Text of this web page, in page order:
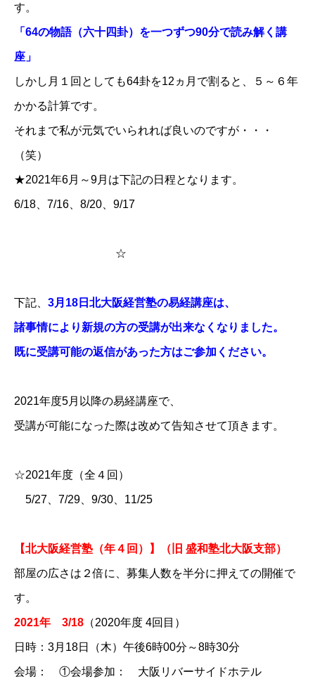
す。
「64の物語（六十四卦）を一つずつ90分で読み解く講
座」
しかし月１回としても64卦を12ヵ月で割ると、５～６年
かかる計算です。
それまで私が元気でいられれば良いのですが・・・
（笑）
★2021年6月～9月は下記の日程となります。
6/18、7/16、8/20、9/17
☆
下記、 3月18日北大阪経営塾の易経講座は、
諸事情により新規の方の受講が出来なくなりました。
既に受講可能の返信があった方はご参加ください。
2021年度5月以降の易経講座で、
受講が可能になった際は改めて告知させて頂きます。
☆2021年度（全４回）
5/27、7/29、9/30、11/25
【北大阪経営塾（年４回）】（旧 盛和塾北大阪支部）
部屋の広さは２倍に、募集人数を半分に押えての開催で
す。
2021年 3/18​​​​​​​​​​​​ （2020年度 4回目）
日時：3月18日（木）午後6時00分～8時30分
会場： ①会場参加： 大阪リバーサイドホテル